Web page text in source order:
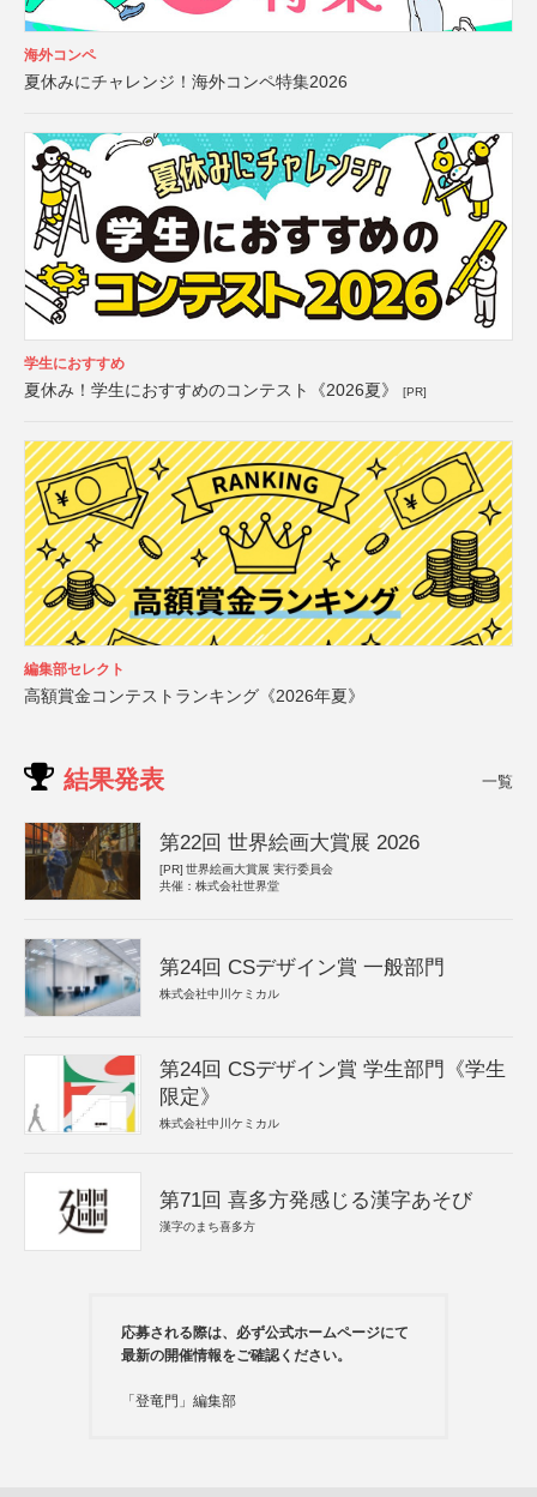
海外コンペ
夏休みにチャレンジ！海外コンペ特集2026
学生におすすめ
夏休み！学生におすすめのコンテスト《2026夏》 [PR]
編集部セレクト
高額賞金コンテストランキング《2026年夏》
結果発表 一覧
第22回 世界絵画大賞展 2026
[PR] 世界絵画大賞展 実行委員会
共催：株式会社世界堂
第24回 CSデザイン賞 一般部門
株式会社中川ケミカル
第24回 CSデザイン賞 学生部門《学生
限定》
株式会社中川ケミカル
第71回 喜多方発感じる漢字あそび
漢字のまち喜多方
応募される際は、必ず公式ホームページにて
最新の開催情報をご確認ください。
「登竜門」編集部